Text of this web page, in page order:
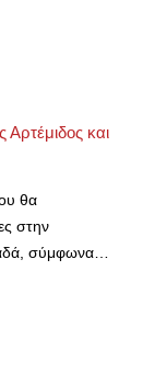
Αρτέμιδος και
θα
στην
σύμφωνα…